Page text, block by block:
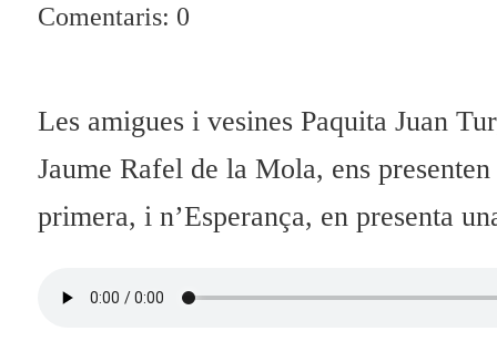
Comentaris: 0
Les amigues i vesines Paquita Juan
Jaume Rafel de la Mola, ens
primera, i n’Esperança, en presenta